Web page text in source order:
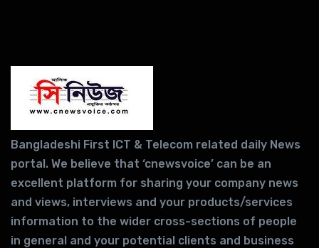
Bangladeshi First ICT & Telecom related daily News
portal. We believe that ‘cnewsvoice’ can be an
excellent platform for sharing your company news
and views, interviews and your products/services
information to the wider cross-sections of people
in general and your potential clients and business